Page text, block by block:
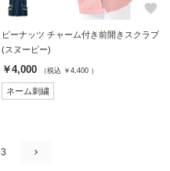
favorite
ピーナッツ チャーム付き前開きスクラブ
(スヌーピー)
￥4,000 （税込 ￥4,400 ）
ネーム刺繍
3